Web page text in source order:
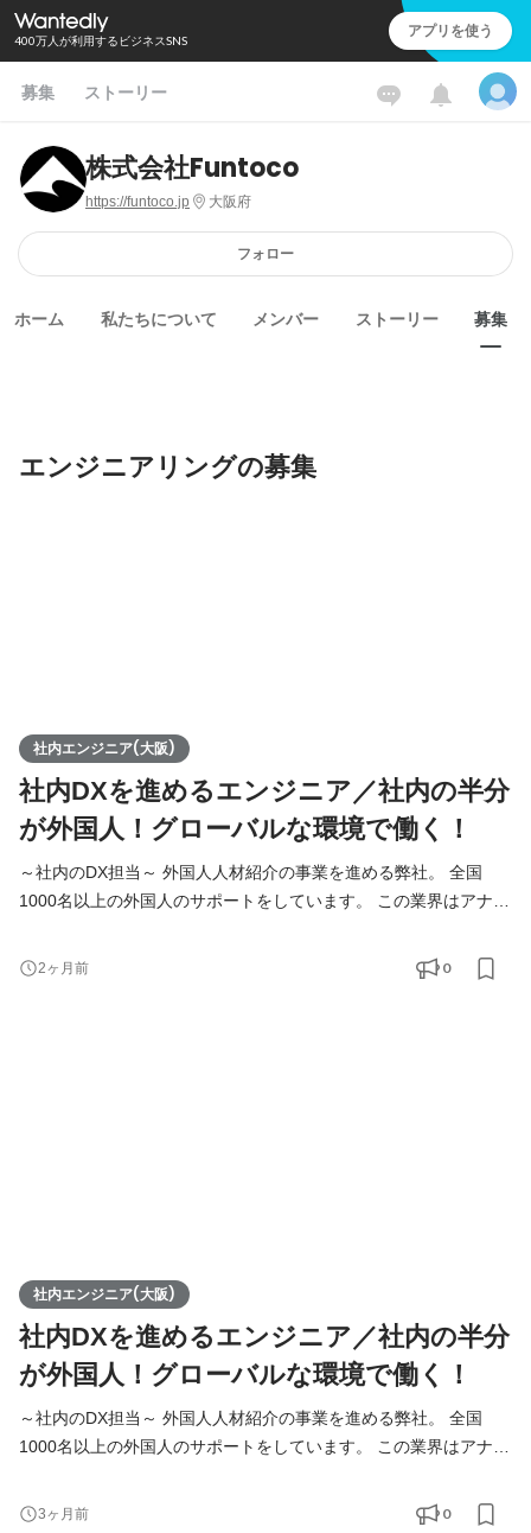
400万人が利用するビジネスSNS アプリを使う
募集 ストーリー
株式会社Funtoco
https://funtoco.jp 大阪府
フォロー
ホーム 私たちについて メンバー ストーリー 募集
エンジニアリングの募集
社内エンジニア(大阪)
社内DXを進めるエンジニア／社内の半分
が外国人！グローバルな環境で働く！
～社内のDX担当～ 外国人人材紹介の事業を進める弊社。 全国
1000名以上の外国人のサポートをしています。 この業界はアナロ
ます。 Funtoco(ファントコ)では業界の中でも率先して 仕組み
化、IT化を進めており、管理ツールなども自社内で開発し運用し
2ヶ月前 0
社内エンジニア(大阪)
社内DXを進めるエンジニア／社内の半分
が外国人！グローバルな環境で働く！
～社内のDX担当～ 外国人人材紹介の事業を進める弊社。 全国
1000名以上の外国人のサポートをしています。 この業界はアナロ
ます。 Funtoco(ファントコ)では業界の中でも率先して 仕組み
3ヶ月前 0